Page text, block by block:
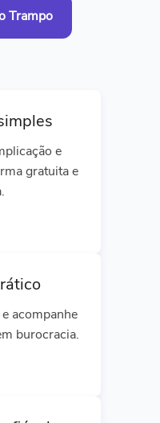
Trampo
e
gratuita e
acompanhe
burocracia.